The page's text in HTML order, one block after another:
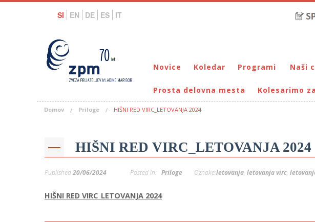
SI EN DE ES IT
Novice Koledar Programi
Bralna značka
Eko programi
Mladi za napredek
Mladinski center DUM
Naši
DUM
VIRC
Prosta delovna mesta Kolesarimo
Domov Priloge HIŠNI RED VIRC_LETOVANJA 2024
HIŠNI RED VIRC_LETOVANJA 2024
Published20/06/2024 Posted in: Priloge Oznake:letovanja, letovanja virc,
HIŠNI RED VIRC_LETOVANJA 2024